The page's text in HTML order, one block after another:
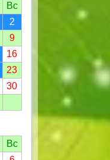
Вс
2
9
16
23
30
Вс